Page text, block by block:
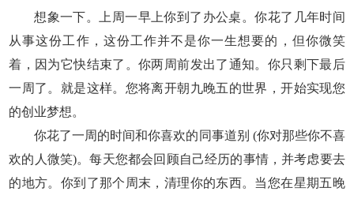
想象一下。上周一早上你到了办公桌。你花了几年时间
从事这份工作，这份工作并不是你一生想要的，但你微笑
着，因为它快结束了。你两周前发出了通知。你只剩下最后
一周了。就是这样。您将离开朝九晚五的世界，开始实现您
的创业梦想。
你花了一周的时间和你喜欢的同事道别 (你对那些你不喜
欢的人微笑)。每天您都会回顾自己经历的事情，并考虑要去
的地方。你到了那个周末，清理你的东西。当您在星期五晚